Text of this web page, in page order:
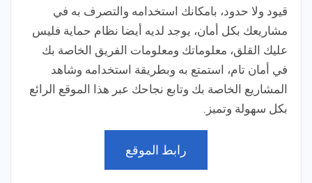
قيود ولا حدود، بامكانك استخدامه والتصرف به في
مشاريعك بكل أمان، يوجد لديه أيضا نظام حماية فليس
عليك القلق، معلوماتك ومعلومات الفريق الخاصة بك
في أمان تام، استمتع به وبطريقة استخدامه وشاهد
المشاريع الخاصة بك وتابع نجاحك عبر هذا الموقع الرائع
بكل سهولة وتميز.
رابط الموقع